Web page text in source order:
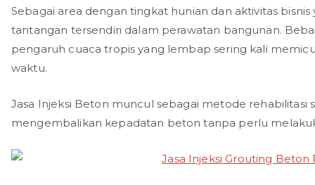
Sebagai area dengan tingkat hunian dan aktivitas
tantangan tersendiri dalam perawatan bangunan.
pengaruh cuaca tropis yang lembap sering kali
waktu.
Jasa Injeksi Beton muncul sebagai metode
mengembalikan kepadatan beton tanpa perlu